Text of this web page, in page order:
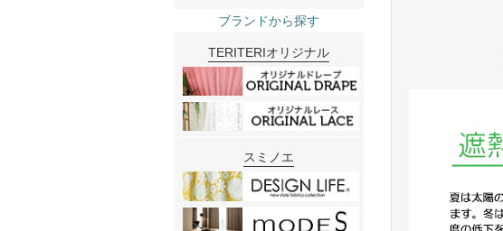
ブランドから探す
TERITERIオリジナル
スミノエ